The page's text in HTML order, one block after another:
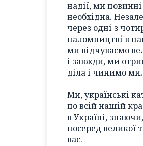
надії, ми
необхідна.
через одні з
паломництві в
ми відчуваємо
і завжди, ми
діла і чинимо
Ми, українські
по всій нашій
в Україні,
посеред великої
вас.